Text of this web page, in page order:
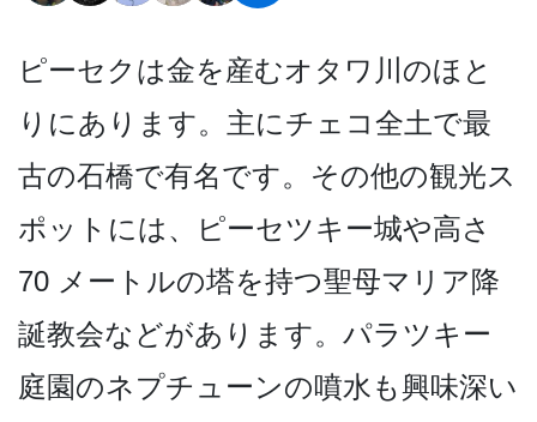
ピーセクは金を産むオタワ川­のほと
りにあります。主にチェコ全土で最
古の石橋で­有名です。その他の観光ス
ポットには、ピーセツキー­城や高さ
70 メートルの塔を持つ聖母マリ­ア降
誕教会などがあります。パラツキー
庭園のネプチ­ューンの噴水も興味深い